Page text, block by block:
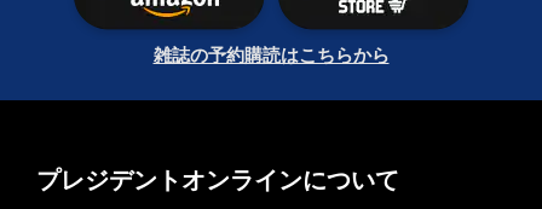
雑誌の予約購読はこちらから
プレジデントオンラインについて